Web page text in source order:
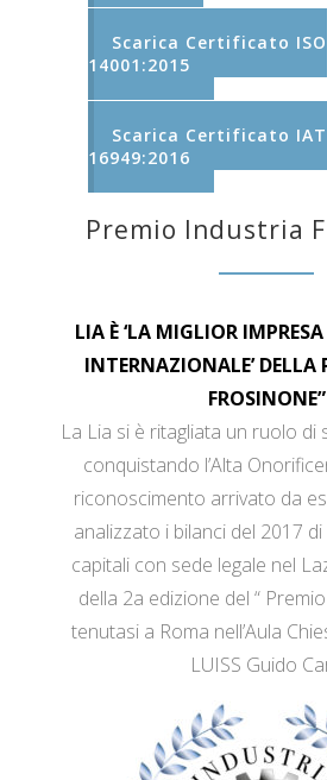
Scarica Certificato ISO
14001:2015
Scarica Certificato
16949:2016
Premio Industria
LIA È ‘LA MIGLIOR
INTERNAZIONALE’ DELLA
FROSINONE”
La Lia si è ritagliata un ruolo di
conquistando l’Alta
riconoscimento arrivato da
analizzato i bilanci del 2017
capitali con sede legale nel
della 2a edizione del “
tenutasi a Roma nell’Aula
LUISS Guido